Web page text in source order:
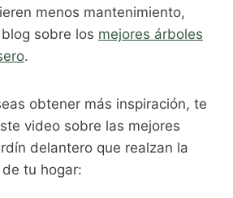
menos mantenimiento,
sobre los mejores árboles
.
obtener más inspiración, te
video sobre las mejores
delantero que realzan la
tu hogar: